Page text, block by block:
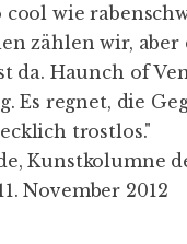
cool wie
zählen wir, aber
da. Haunch of
Es regnet, die
trostlos."
Kunstkolumne
November 2012